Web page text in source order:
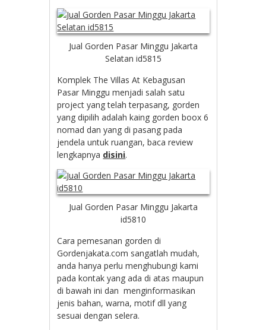
Jual Gorden Pasar Minggu Jakarta
Selatan id5815
Komplek The Villas At Kebagusan
Pasar Minggu menjadi salah satu
project yang telah terpasang, gorden
yang dipilih adalah kaing gorden boox 6
nomad dan yang di pasang pada
jendela untuk ruangan, baca review
lengkapnya disini.
Jual Gorden Pasar Minggu Jakarta
id5810
Cara pemesanan gorden di
Gordenjakata.com sangatlah mudah,
anda hanya perlu menghubungi kami
pada kontak yang ada di atas maupun
di bawah ini dan menginformasikan
jenis bahan, warna, motif dll yang
sesuai dengan selera.